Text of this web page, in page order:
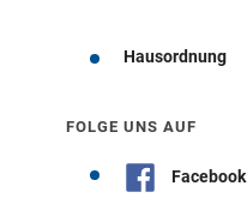
Hausordnung
FOLGE UNS AUF
Facebook